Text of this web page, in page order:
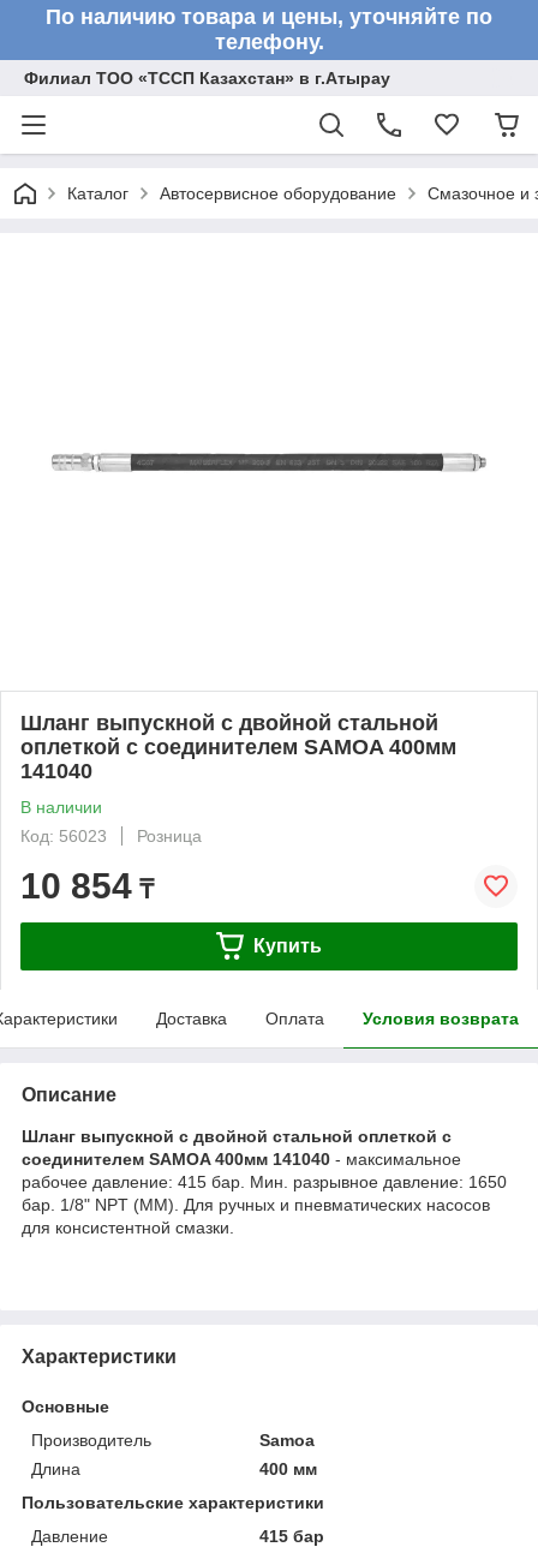
По наличию товара и цены, уточняйте по
телефону.
Филиал ТОО «ТССП Казахстан» в г.Атырау
Каталог Автосервисное оборудование Смазочное и
Шланг выпускной с двойной стальной
оплеткой с соединителем SAMOA 400мм
141040
В наличии
Код: 56023
Розница
10 854 ₸
Купить
Доставка Оплата Условия возврата
Описание
Шланг выпускной с двойной стальной оплеткой с
соединителем SAMOA 400мм 141040 - максимальное
рабочее давление: 415 бар. Мин. разрывное давление: 1650
бар. 1/8" NPT (MM). Для ручных и пневматических насосов
для консистентной смазки.
Характеристики
Основные
Производитель
Samoa
Длина
400 мм
Пользовательские характеристики
Давление
415 бар